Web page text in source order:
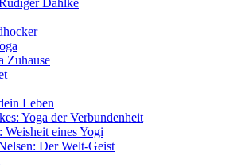
Dahlke
Zuhause
Leben
Yoga der Verbundenheit
Weisheit eines Yogi
Der Welt-Geist